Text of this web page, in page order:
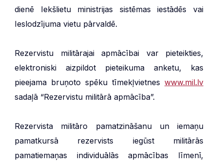
dienē Iekšlietu ministrijas sistēmas iestādēs vai
Ieslodzījuma vietu pārvaldē.
Rezervistu militārajai apmācībai var pieteikties,
elektroniski aizpildot pieteikuma anketu, kas
pieejama bruņoto spēku tīmekļvietnes www.mil.lv
sadaļā “Rezervistu militārā apmācība”.
Rezervista militāro pamatzināšanu un iemaņu
pamatkursā rezervists iegūst militārās
pamatiemaņas individuālās apmācības līmenī,